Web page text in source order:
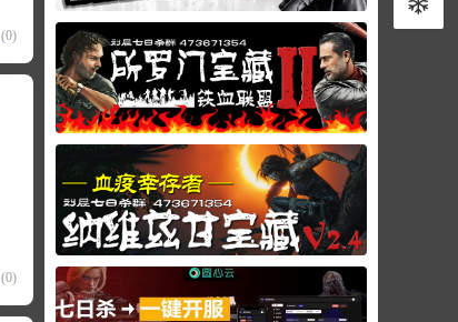
(0)
(0)